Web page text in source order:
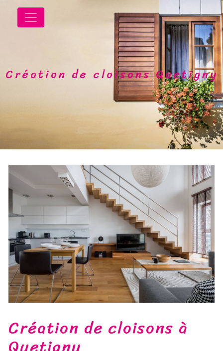
Panneau de gestion des cookies
Création de cloisons Quetigny
Création de cloisons à